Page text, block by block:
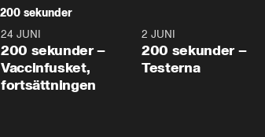
200 sekunder
5:00
24 JUNI
200 sekunder –
Vaccinfusket,
fortsättningen
2 JUNI
200 sekunder –
Testerna